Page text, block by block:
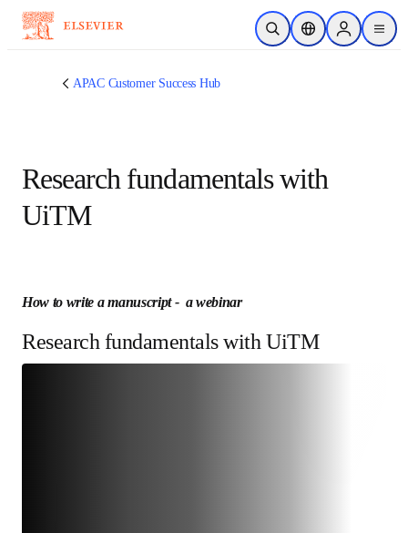
跳转到主内容
开放搜索位置选择器Sign in to
menu
APAC Customer Success Hub
Research fundamentals with
UiTM
How to write a manuscript -  a webinar
Research fundamentals with UiTM